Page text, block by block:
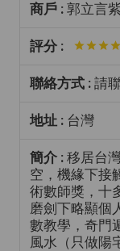
商戶 : 郭立言
評分 :
聯絡方式 : 請
地址 : 台灣
簡介 : 移居台
空，機緣下接
術數師獎，十
磨劍下略顯個
數教學，奇門
風水（只做陽